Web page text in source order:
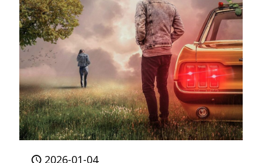
słowa
stają
się
2026-01-04